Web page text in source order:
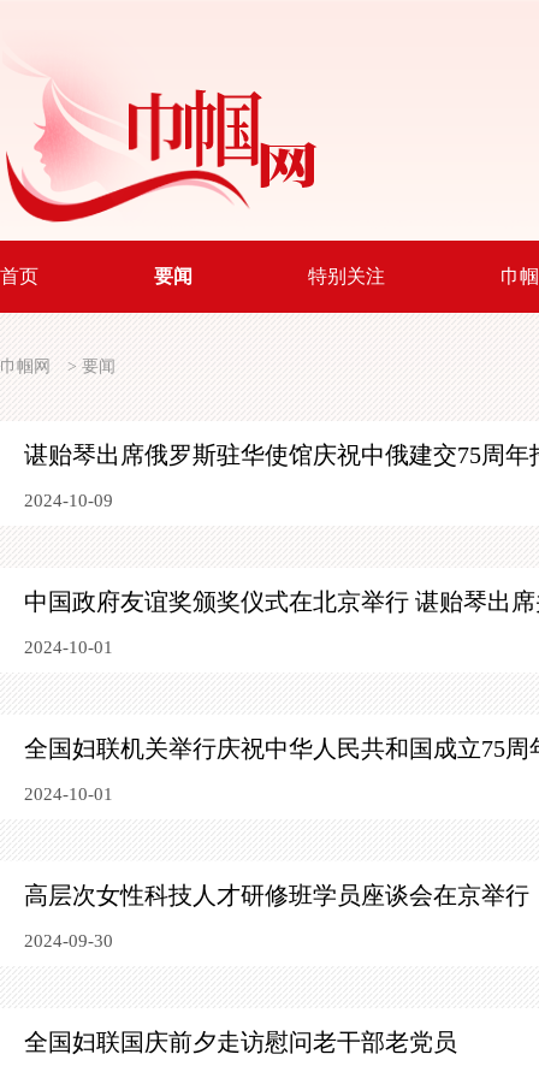
首页 要闻 特别关注 巾
巾帼网 >要闻
谌贻琴出席俄罗斯驻华使馆庆祝中俄建交75周年
2024-10-09
中国政府友谊奖颁奖仪式在北京举行 谌贻琴出
2024-10-01
全国妇联机关举行庆祝中华人民共和国成立75周
2024-10-01
高层次女性科技人才研修班学员座谈会在京举行
2024-09-30
全国妇联国庆前夕走访慰问老干部老党员